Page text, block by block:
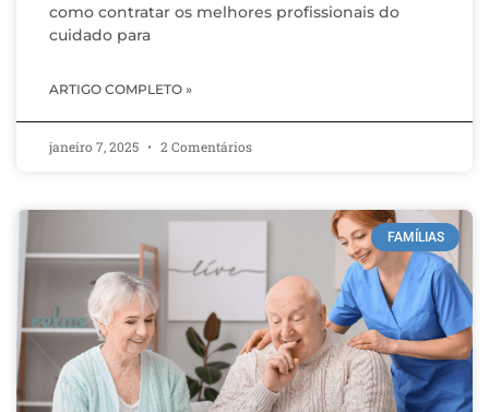
como contratar os melhores profissionais do
cuidado para
ARTIGO COMPLETO »
janeiro 7, 2025 2 Comentários
FAMÍLIAS